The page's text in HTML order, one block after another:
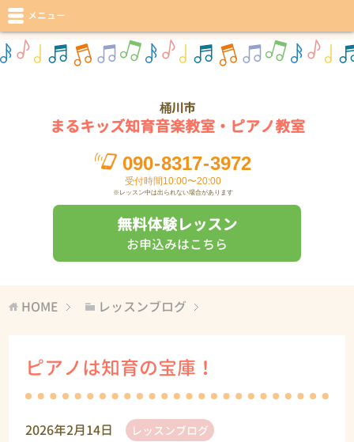
桶川市
まるキッズ知育音楽教室・ピアノ教室
090-8317-3972
受付時間10:00〜20:00
※レッスン中は出られない場合があります
無料体験レッスン
お申込みはこちら
メニュー
HOME レッスンブログ
ピアノは知育の宝庫！
2026年2月14日 レッスンブログ